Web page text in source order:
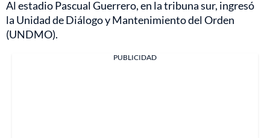
Al estadio Pascual Guerrero, en la tribuna sur, ingresó
la Unidad de Diálogo y Mantenimiento del Orden
(UNDMO).
PUBLICIDAD